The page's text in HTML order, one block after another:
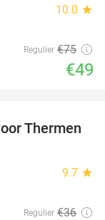
10.0 star
Regulier €75
€49
25%
Thermen
9.7 star
Regulier €36